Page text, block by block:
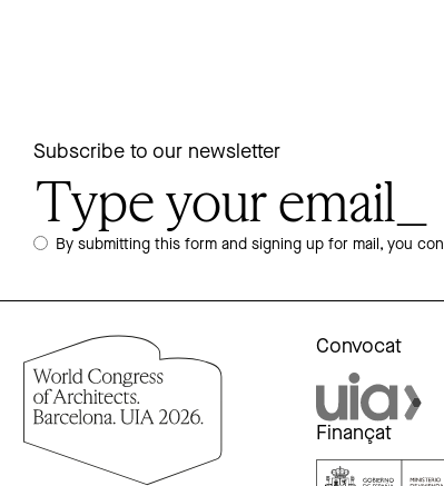
Subscribe to our newsletter
By submitting this form and signing up for mail, you
Convocat
Finançat